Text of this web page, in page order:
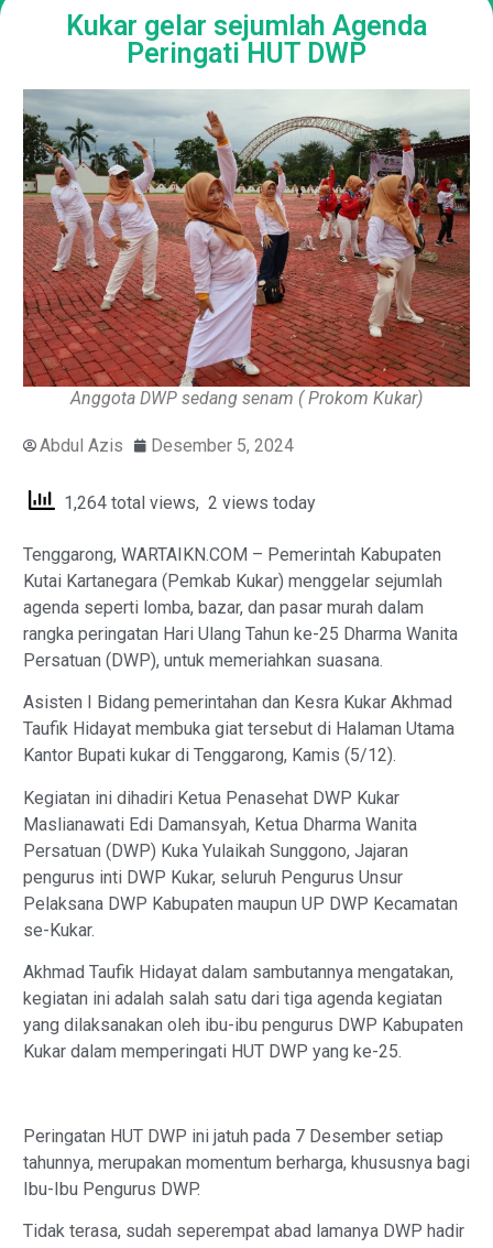
Kukar gelar sejumlah Agenda
Peringati HUT DWP
Anggota DWP sedang senam ( Prokom Kukar)
Abdul Azis Desember 5, 2024
1,264 total views, 2 views today
Tenggarong, WARTAIKN.COM – Pemerintah Kabupaten
Kutai Kartanegara (Pemkab Kukar) menggelar sejumlah
agenda seperti lomba, bazar, dan pasar murah dalam
rangka peringatan Hari Ulang Tahun ke-25 Dharma Wanita
Persatuan (DWP), untuk memeriahkan suasana.
Asisten I Bidang pemerintahan dan Kesra Kukar Akhmad
Taufik Hidayat membuka giat tersebut di Halaman Utama
Kantor Bupati kukar di Tenggarong, Kamis (5/12).
Kegiatan ini dihadiri Ketua Penasehat DWP Kukar
Maslianawati Edi Damansyah, Ketua Dharma Wanita
Persatuan (DWP) Kuka Yulaikah Sunggono, Jajaran
pengurus inti DWP Kukar, seluruh Pengurus Unsur
Pelaksana DWP Kabupaten maupun UP DWP Kecamatan
se-Kukar.
Akhmad Taufik Hidayat dalam sambutannya mengatakan,
kegiatan ini adalah salah satu dari tiga agenda kegiatan
yang dilaksanakan oleh ibu-ibu pengurus DWP Kabupaten
Kukar dalam memperingati HUT DWP yang ke-25.
Peringatan HUT DWP ini jatuh pada 7 Desember setiap
tahunnya, merupakan momentum berharga, khususnya bagi
Ibu-Ibu Pengurus DWP.
Tidak terasa, sudah seperempat abad lamanya DWP hadir